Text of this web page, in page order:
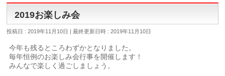
2019お楽しみ会
投稿日 : 2019年11月10日 最終更新日時 : 2019年11月10日
今年も残るところわずかとなりました。
毎年恒例のお楽しみ会行事を開催します！
みんなで楽しく過ごしましょう。